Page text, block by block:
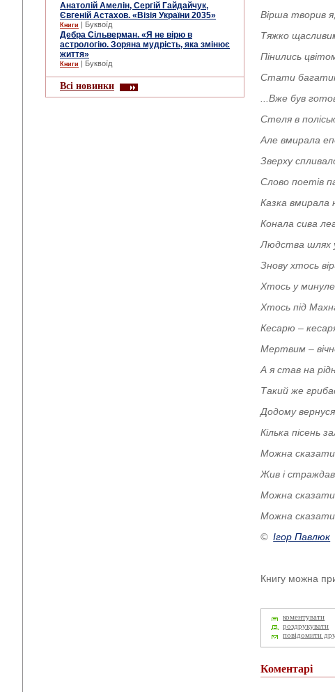
Анатолій Амелін, Сергій Гайдайчук,
Євгеній Астахов. «Візія України 2035»
Книги | Буквоїд
Дебра Сільверман. «Я не вірю в
астрологію. Зоряна мудрість, яка змінює
життя»
Книги | Буквоїд
Всі новинки
Вірша творив
Тяжко
Пінились
Стати багатим
...Вже був
Стеля в
Але вмирала
Зверху
Слово поетів
Казка вмирала
Конала сива
Людства шлях
Знову хтось
Хтось у
Хтось під
Кесарю –
Мертвим –
А я став на
Такий же
Додому вернуся.
Кілька пісень
Можна с
Жив і
Можна сказати,
Можна
© Ігор Павлюк
Книгу можна
коментувати
роздрукувати
повідомити
Коментарі